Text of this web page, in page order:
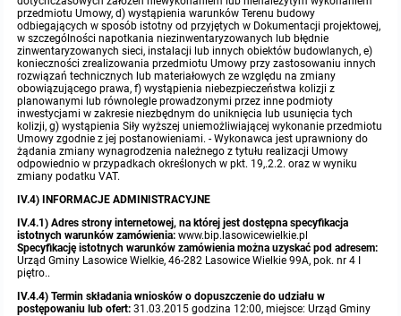
przedmiotu Umowy, d) wystąpienia warunków Terenu budowy
odbiegających w sposób istotny od przyjętych w Dokumentacji projektowej,
w szczególności napotkania niezinwentaryzowanych lub błędnie
zinwentaryzowanych sieci, instalacji lub innych obiektów budowlanych, e)
konieczności zrealizowania przedmiotu Umowy przy zastosowaniu innych
rozwiązań technicznych lub materiałowych ze względu na zmiany
obowiązującego prawa, f) wystąpienia niebezpieczeństwa kolizji z
planowanymi lub równolegle prowadzonymi przez inne podmioty
inwestycjami w zakresie niezbędnym do uniknięcia lub usunięcia tych
kolizji, g) wystąpienia Siły wyższej uniemożliwiającej wykonanie przedmiotu
Umowy zgodnie z jej postanowieniami. - Wykonawca jest uprawniony do
żądania zmiany wynagrodzenia należnego z tytułu realizacji Umowy
odpowiednio w przypadkach określonych w pkt. 19,.2.2. oraz w wyniku
zmiany podatku VAT.
IV.4) INFORMACJE ADMINISTRACYJNE
IV.4.1) Adres strony internetowej, na której jest dostępna specyfikacja
istotnych warunków zamówienia: www.bip.lasowicewielkie.pl
Specyfikację istotnych warunków zamówienia można uzyskać pod adresem:
Urząd Gminy Lasowice Wielkie, 46-282 Lasowice Wielkie 99A, pok. nr 4 I
piętro..
IV.4.4) Termin składania wniosków o dopuszczenie do udziału w
postępowaniu lub ofert: 31.03.2015 godzina 12:00, miejsce: Urząd Gminy